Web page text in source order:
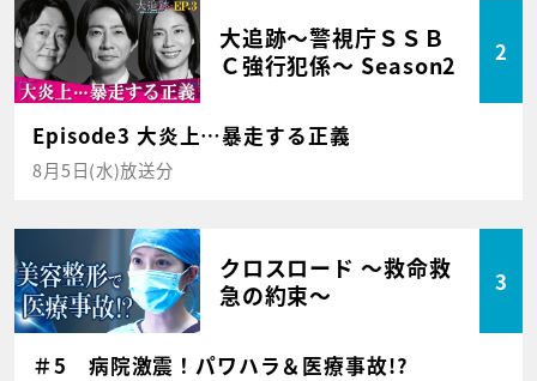
大追跡～警視庁ＳＳＢ
Ｃ強行犯係～ Season2
2
Episode3 大炎上…暴走する正義
8月5日(水)放送分
クロスロード ～救命救
急の約束～
3
＃5 病院激震！パワハラ＆医療事故!?